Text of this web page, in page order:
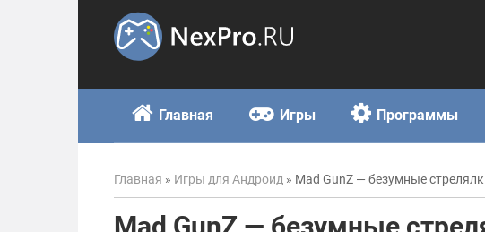
Главная Игры Программы
Главная » Игры для Андроид » Mad GunZ — безумные